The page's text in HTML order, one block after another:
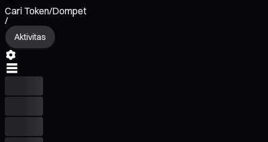
Cari Token/Dompet
/
Aktivitas